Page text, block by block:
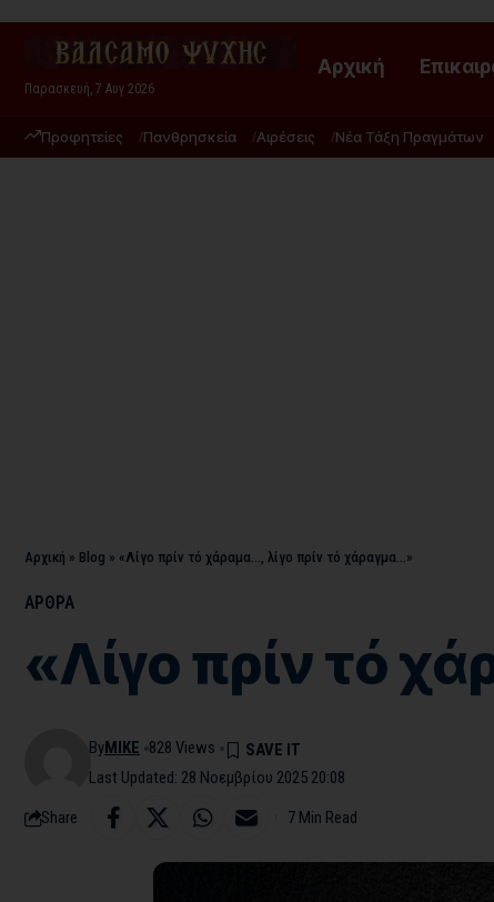
Παρασκευή, 7 Αυγ 2026
Αρχική
Προφητείες Πανθρησκεία Αιρέσεις Νέα Τάξη Πραγμάτων
Αρχική » Blog » «Λίγο πρίν τό χάραμα…, λίγο πρίν τό χάραγμα…»
ΑΡΘΡΑ
«Λίγο πρίν τό
Last Updated: 28 Νοεμβρίου 2025 20:08
ByMIKE 828 Views
Share 7 Min Read